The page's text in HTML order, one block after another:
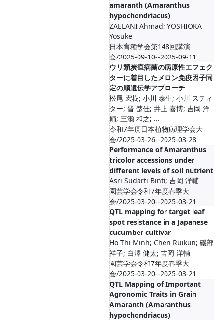
amaranth (Amaranthus
hypochondriacus)
ZAELANI Ahmad; YOSHIOKA
Yosuke
日本育種学会第148回講演
会/2025-09-10--2025-09-11
ウリ類炭疽病菌の病原性エフェク
ターに着目したメロン免疫因子同
定の順遺伝学アプローチ
松尾 宏樹; 小川 泰生; 小川 スティ
ター; 晋 楚佳; 井上 喜博; 吉岡 洋
輔; 三瀬 和之; ...
令和7年度日本植物病理学会大
会/2025-03-26--2025-03-28
Performance of Amaranthus
tricolor accessions under
different levels of soil nutrient
Asri Sudarti Binti; 吉岡 洋輔
園芸学会令和7年度春季大
会/2025-03-20--2025-03-21
QTL mapping for target leaf
spot resistance in a Japanese
cucumber cultivar
Ho Thi Minh; Chen Ruikun; 磯部
祥子; 白澤 健太; 吉岡 洋輔
園芸学会令和7年度春季大
会/2025-03-20--2025-03-21
QTL Mapping of Important
Agronomic Traits in Grain
Amaranth (Amaranthus
hypochondriacus)